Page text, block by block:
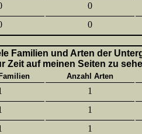
0
0
Familien und Arten der
Zeit auf meinen Seiten zu
Anzahl Arten
1
1
1